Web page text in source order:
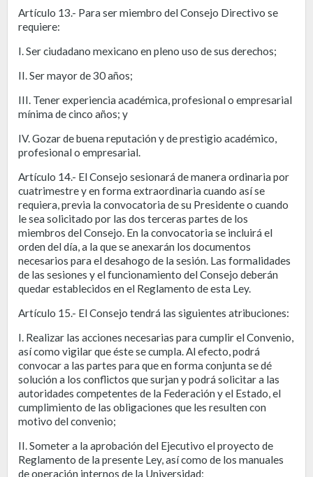
Artículo 13.- Para ser miembro del Consejo Directivo se
requiere:
I. Ser ciudadano mexicano en pleno uso de sus derechos;
II. Ser mayor de 30 años;
III. Tener experiencia académica, profesional o empresarial
mínima de cinco años; y
IV. Gozar de buena reputación y de prestigio académico,
profesional o empresarial.
Artículo 14.- El Consejo sesionará de manera ordinaria por
cuatrimestre y en forma extraordinaria cuando así se
requiera, previa la convocatoria de su Presidente o cuando
le sea solicitado por las dos terceras partes de los
miembros del Consejo. En la convocatoria se incluirá el
orden del día, a la que se anexarán los documentos
necesarios para el desahogo de la sesión. Las formalidades
de las sesiones y el funcionamiento del Consejo deberán
quedar establecidos en el Reglamento de esta Ley.
Artículo 15.- El Consejo tendrá las siguientes atribuciones:
I. Realizar las acciones necesarias para cumplir el Convenio,
así como vigilar que éste se cumpla. Al efecto, podrá
convocar a las partes para que en forma conjunta se dé
solución a los conflictos que surjan y podrá solicitar a las
autoridades competentes de la Federación y el Estado, el
cumplimiento de las obligaciones que les resulten con
motivo del convenio;
II. Someter a la aprobación del Ejecutivo el proyecto de
Reglamento de la presente Ley, así como de los manuales
de operación internos de la Universidad;